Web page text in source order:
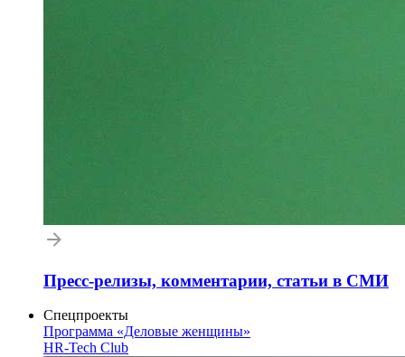
Пресс-релизы, комментарии, статьи в СМИ
Спецпроекты
Программа «Деловые женщины»
HR-Tech Club